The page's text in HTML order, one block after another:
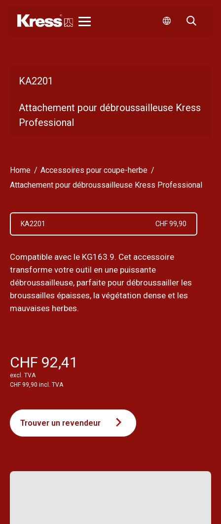
KA2201
Attachement pour débroussailleuse Kress
Professional
Home
Accessoires pour coupe-herbe
Attachement pour débroussailleuse Kress Professional
KA2201 CHF 99,90
Compatible avec le KG163.9. Cet accessoire
transforme votre outil en une puissante
débroussailleuse, parfaite pour débroussailler les
broussailles épaisses, la végétation dense et les
mauvaises herbes.
CHF 92,41
excl. TVA
CHF 99,90 incl. TVA
Trouver un revendeur